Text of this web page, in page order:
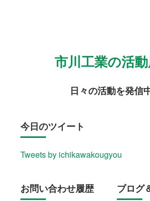
市川工業の活
日々の活動を発信
今日のツイート
Tweets by ichikawakougyou
お問い合わせ履歴 ブログ